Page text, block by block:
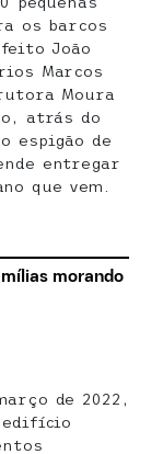
os barcos
João
Marcos
Moura
atrás do
espigão de
entregar
que vem.
morando
de 2022,
edifício